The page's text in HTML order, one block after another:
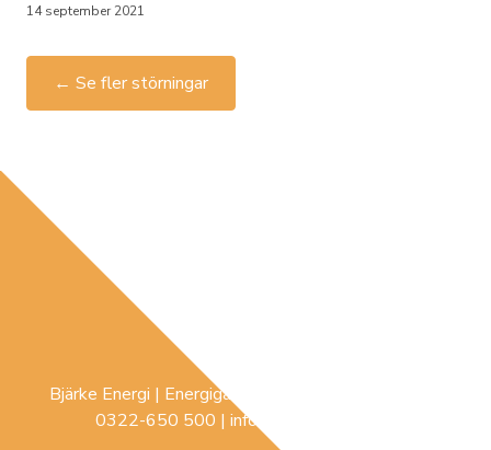
14 september 2021
← Se fler störningar
Bjärke Energi | Energigatan 3 |
0322-650 500 | info@bjerke-energi.se